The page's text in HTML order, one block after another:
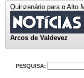
Quinzenário para o Alto
Arcos de Valdevez
PESQUISA: